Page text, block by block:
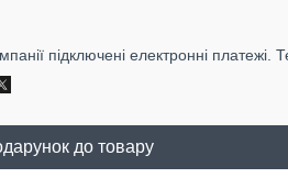
підключені електронні
до товару